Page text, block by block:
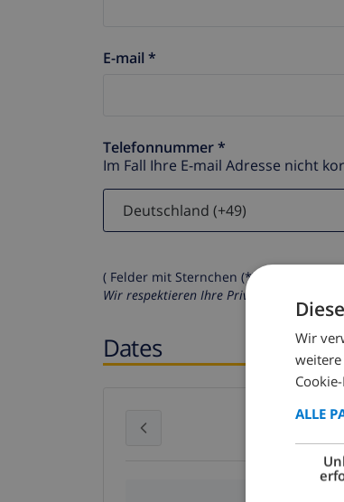
E-mail *
Telefonnummer *
Im Fall Ihre E-mail Adresse nicht
( Felder mit Sternchen (*) müssen
Wir respektieren Ihre Privatsphäre. Ihre
Dates
Wir
weitere
ALLE